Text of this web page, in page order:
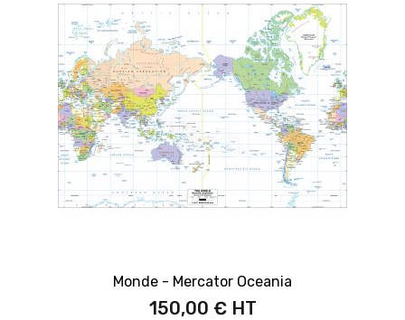
Monde - Mercator Oceania
150,00 €